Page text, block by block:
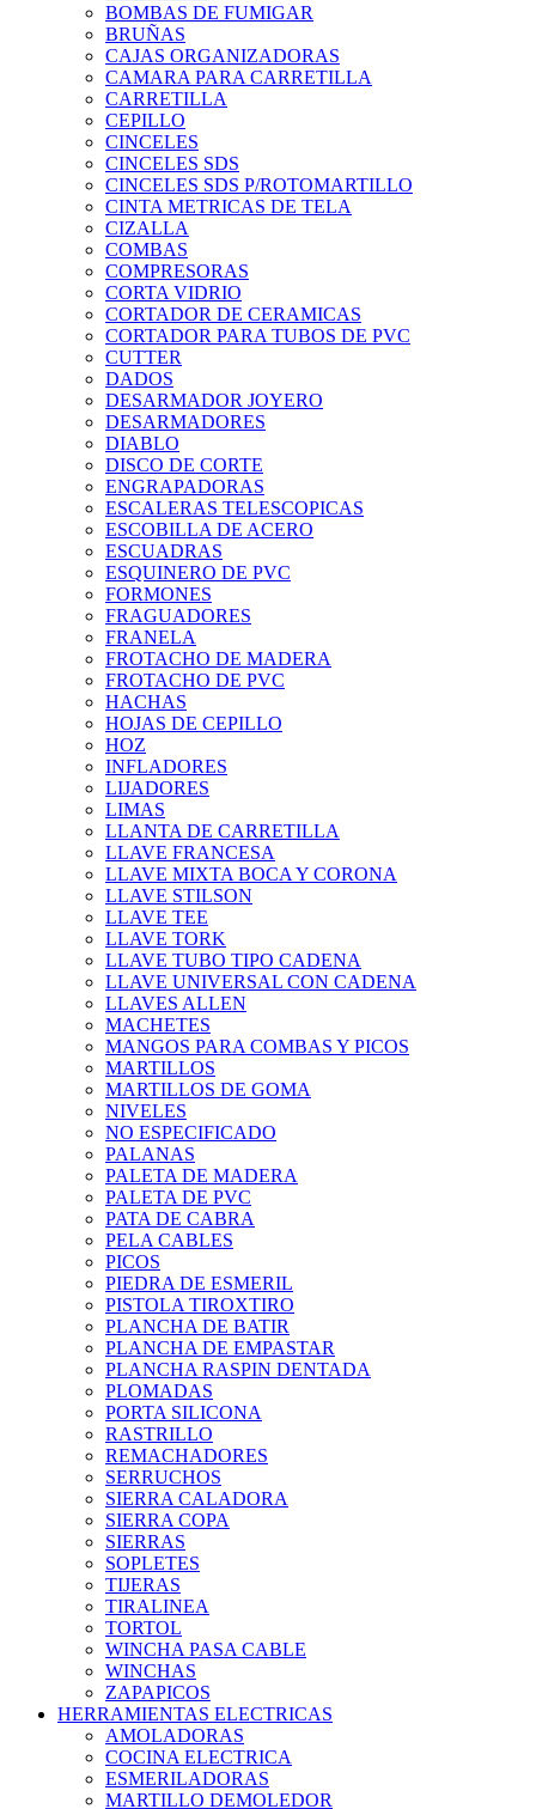
BOMBAS DE FUMIGAR
BRUÑAS
CAJAS ORGANIZADORAS
CAMARA PARA CARRETILLA
CARRETILLA
CEPILLO
CINCELES
CINCELES SDS
CINCELES SDS P/ROTOMARTILLO
CINTA METRICAS DE TELA
CIZALLA
COMBAS
COMPRESORAS
CORTA VIDRIO
CORTADOR DE CERAMICAS
CORTADOR PARA TUBOS DE PVC
CUTTER
DADOS
DESARMADOR JOYERO
DESARMADORES
DIABLO
DISCO DE CORTE
ENGRAPADORAS
ESCALERAS TELESCOPICAS
ESCOBILLA DE ACERO
ESCUADRAS
ESQUINERO DE PVC
FORMONES
FRAGUADORES
FRANELA
FROTACHO DE MADERA
FROTACHO DE PVC
HACHAS
HOJAS DE CEPILLO
HOZ
INFLADORES
LIJADORES
LIMAS
LLANTA DE CARRETILLA
LLAVE FRANCESA
LLAVE MIXTA BOCA Y CORONA
LLAVE STILSON
LLAVE TEE
LLAVE TORK
LLAVE TUBO TIPO CADENA
LLAVE UNIVERSAL CON CADENA
LLAVES ALLEN
MACHETES
MANGOS PARA COMBAS Y PICOS
MARTILLOS
MARTILLOS DE GOMA
NIVELES
NO ESPECIFICADO
PALANAS
PALETA DE MADERA
PALETA DE PVC
PATA DE CABRA
PELA CABLES
PICOS
PIEDRA DE ESMERIL
PISTOLA TIROXTIRO
PLANCHA DE BATIR
PLANCHA DE EMPASTAR
PLANCHA RASPIN DENTADA
PLOMADAS
PORTA SILICONA
RASTRILLO
REMACHADORES
SERRUCHOS
SIERRA CALADORA
SIERRA COPA
SIERRAS
SOPLETES
TIJERAS
TIRALINEA
TORTOL
WINCHA PASA CABLE
WINCHAS
ZAPAPICOS
HERRAMIENTAS ELECTRICAS
AMOLADORAS
COCINA ELECTRICA
ESMERILADORAS
MARTILLO DEMOLEDOR